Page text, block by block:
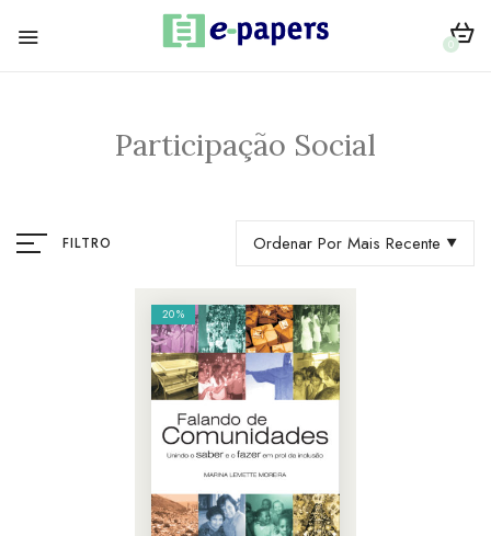
0
Participação Social
FILTRO Ordenar Por Mais Recente
20%